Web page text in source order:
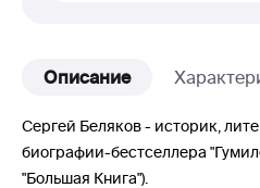
Описание
Сергей Беляков - историк,
биографии-бестселлера
"Большая Книга").